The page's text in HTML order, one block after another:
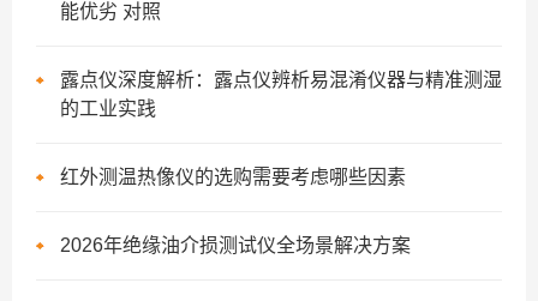
能优劣 对照
露点仪深度解析：露点仪辨析易混淆仪器与精准测湿
的工业实践
红外测温热像仪的选购需要考虑哪些因素
2026年绝缘油介损测试仪全场景解决方案